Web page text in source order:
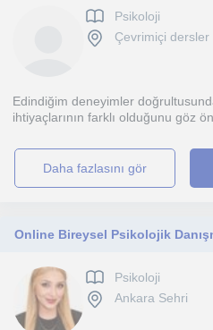
Psikoloji
Çevrimiçi dersler
Edindiğim deneyimler
ihtiyaçlarının farklı olduğunu göz
daha fazlasını gör
Psikoloji
Ankara Sehri